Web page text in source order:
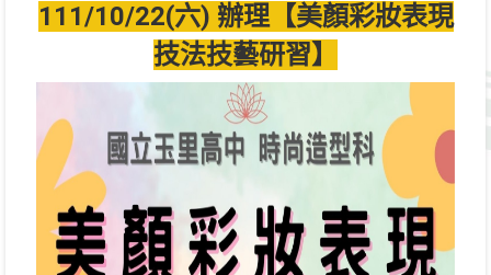
111/10/22(六) 辦理【美顏彩妝表現
技法技藝研習】